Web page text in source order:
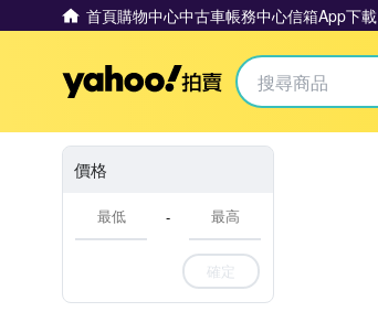
首頁購物中心中古車帳務中心信箱App下載
Yahoo拍賣
價格
-
確定